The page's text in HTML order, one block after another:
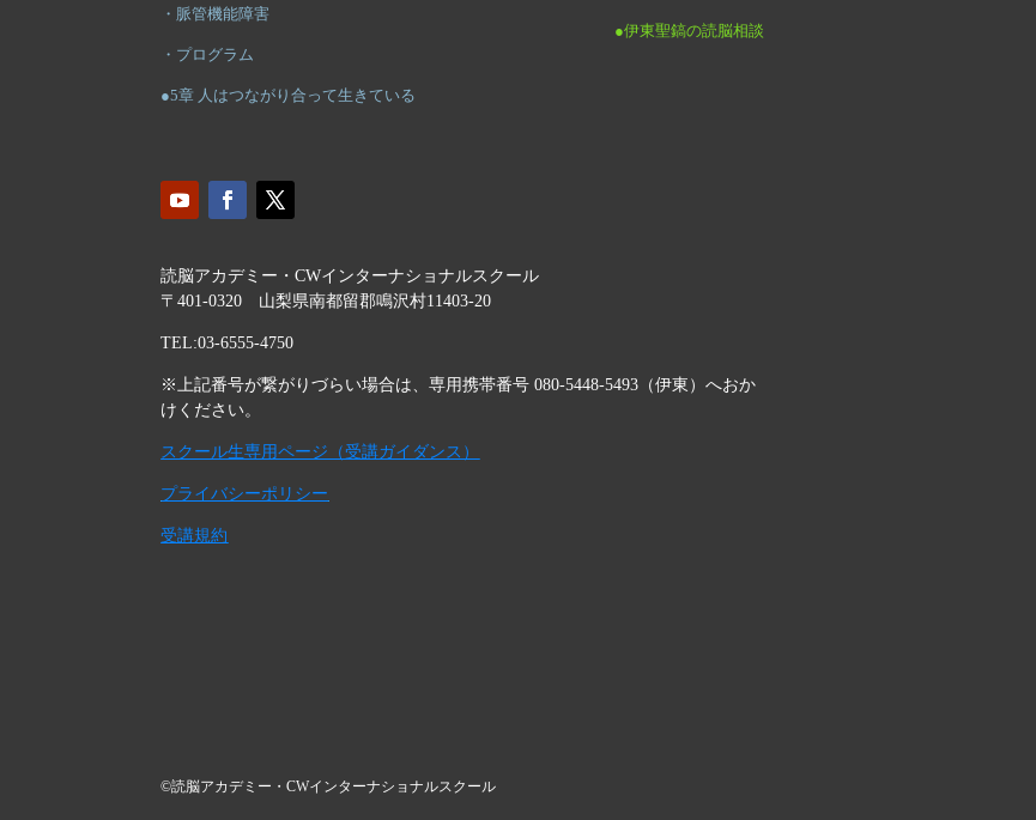
・脈管機能障害
・プログラム
●5章 人はつながり合って生きている
●伊東聖鎬の読脳相談
読脳アカデミー・CWインターナショナルスクール
〒401-0320 山梨県南都留郡鳴沢村11403-20
TEL:03-6555-4750
※上記番号が繋がりづらい場合は、専用携帯番号 080-5448-5493（伊東）へおか
けください。
スクール生専用ページ（受講ガイダンス）
プライバシーポリシー
受講規約
©読脳アカデミー・CWインターナショナルスクール